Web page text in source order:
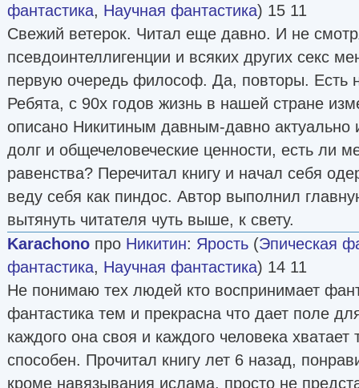
фантастика, Научная фантастика) 15 11
Свежий ветерок. Читал еще давно. И не
псевдоинтеллигенции и всяких других секс
первую очередь философ. Да, повторы. Есть
Ребята, с 90х годов жизнь в нашей стране
описано Никитиным давным-давно актуально
долг и общечеловеческие ценности, есть ли
равенства? Перечитал книгу и начал себя
веду себя как пиндос. Автор выполнил
вытянуть читателя чуть выше, к свету.
Karachono про Никитин: Ярость (Эпическая
фантастика, Научная фантастика) 14 11
Не понимаю тех людей кто воспринимает
фантастика тем и прекрасна что дает поле
каждого она своя и каждого человека хватает
способен. Прочитал книгу лет 6 назад,
кроме навязывания ислама, просто не